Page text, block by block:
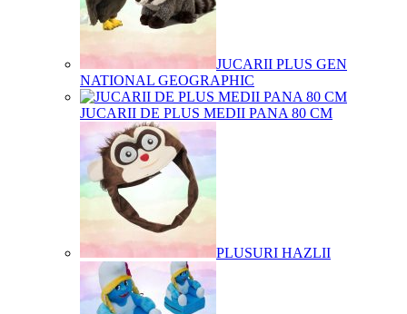
JUCARII PLUS GEN
NATIONAL GEOGRAPHIC
JUCARII DE PLUS MEDII PANA 80 CM
PLUSURI HAZLII